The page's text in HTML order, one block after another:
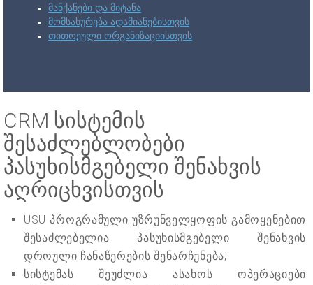
მანქანები და მიტანა
მომსახურება ადამიანებისთვის
თითოეული ორგანიზაციისთვის
CRM სისტემის
შესაძლებლობები
პასუხისმგებელი შენახვის
აღრიცხვისთვის
USU პროგრამული უზრუნველყოფის გამოყენებით
შესაძლებელია პასუხისმგებელი შენახვის
დროული ჩანაწერების შენარჩუნება;
სისტემას შეუძლია ასახოს ოპერაციები